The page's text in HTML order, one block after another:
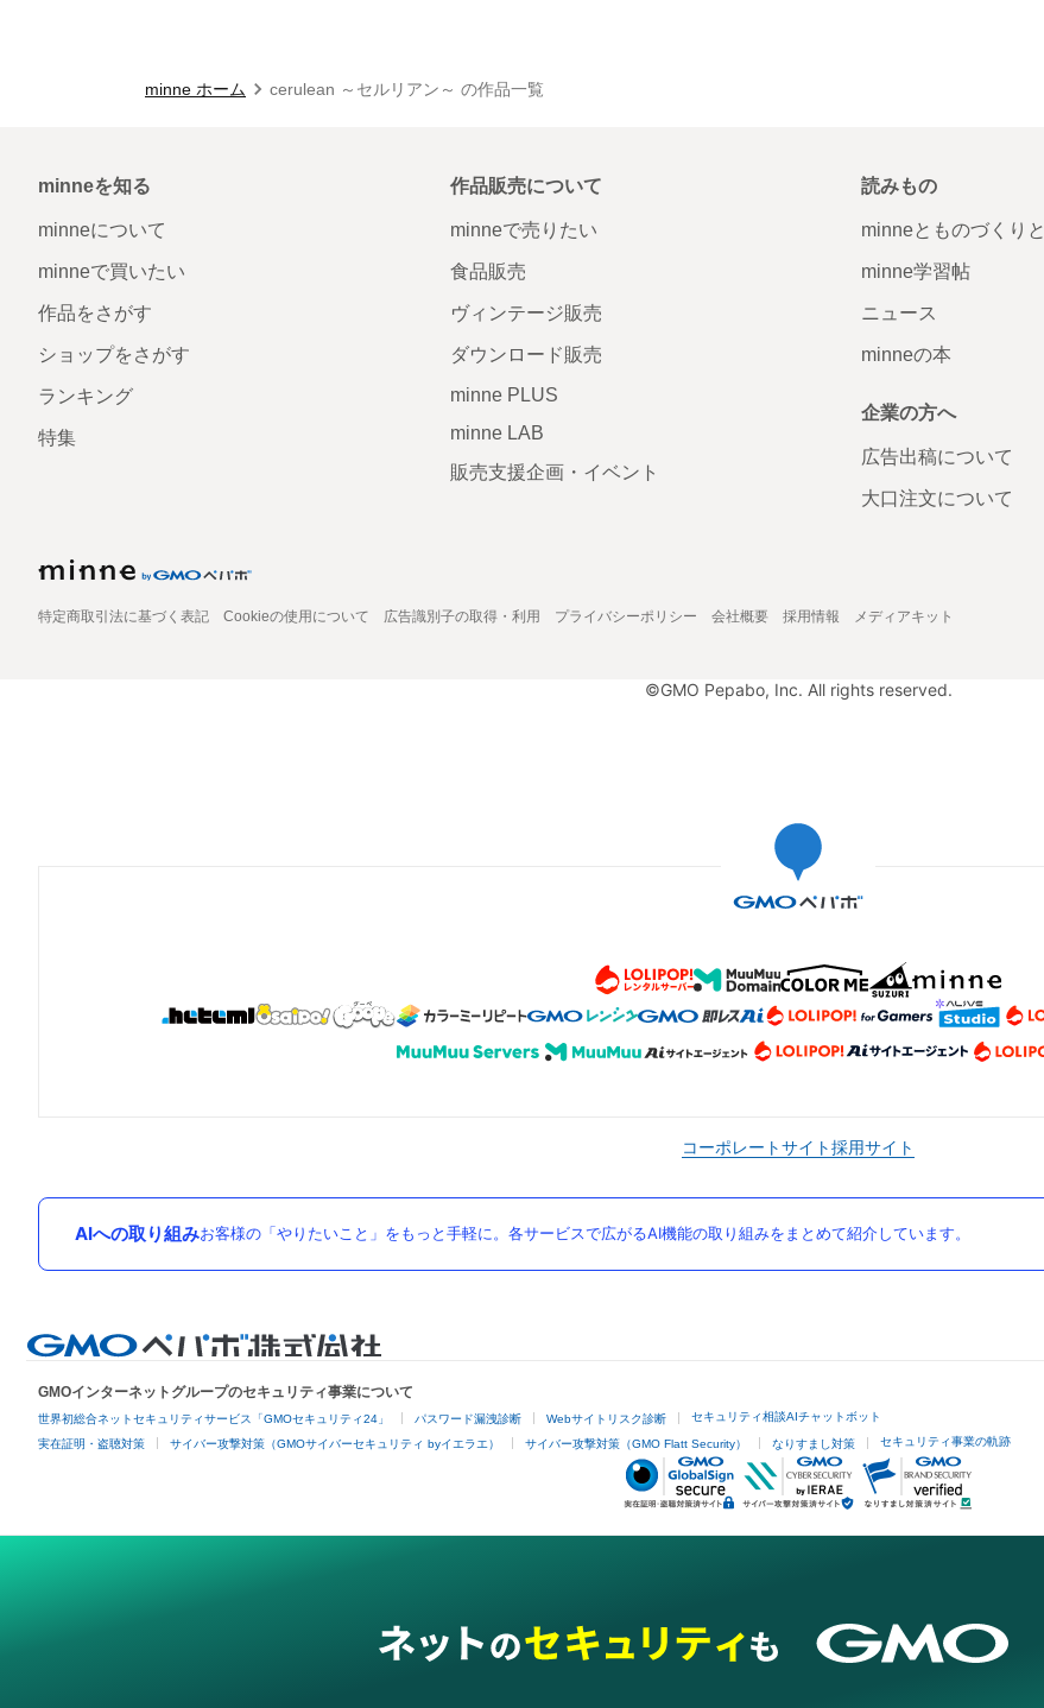
minne ホーム cerulean ～セルリアン～ の作品一覧
minneを知る
minneについて
minneで買いたい
作品をさがす
ショップをさがす
ランキング
特集
作品販売について
minneで売りたい
食品販売
ヴィンテージ販売
ダウンロード販売
minne PLUS
minne LAB
販売支援企画・イベント
読みもの
minneとものづくりと
minne学習帖
ニュース
minneの本
企業の方へ
広告出稿について
大口注文について
特定商取引法に基づく表記 Cookieの使用について 広告識別子の取得・利用 プライバシーポリシー 会社概要 採用情報 メディアキット
©GMO Pepabo, Inc. All rights reserved.
コーポレートサイト採用サイト
AIへの取り組みお客様の「やりたいこと」をもっと手軽に。各サービスで広がるAI機能の取り組みをまとめて紹介しています。
GMOインターネットグループのセキュリティ事業について
世界初総合ネットセキュリティサービス「GMOセキュリティ24」 パスワード漏洩診断 Webサイトリスク診断 セキュリティ相談AIチャットボット
実在証明・盗聴対策 サイバー攻撃対策（GMOサイバーセキュリティ byイエラエ） サイバー攻撃対策（GMO Flatt Security） なりすまし対策 セキュリティ事業の軌跡